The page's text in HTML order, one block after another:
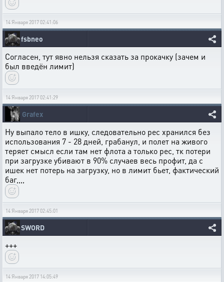
14 Января 2017 02:41:06
fsbneo
Согласен, тут явно нельзя сказать за прокачку (зачем и
был введён лимит)
14 Января 2017 02:41:29
Grafex
Ну выпало тело в ишку, следовательно рес хранился без
использования 7 - 28 дней, грабанул, и полет на живого
теряет смысл если там нет флота а только рес, тк потери
при загрузке убивают в 90% случаев весь профит, да с
ишек нет потерь на загрузку, но в лимит бьет, фактический
баг,,,,
14 Января 2017 02:45:01
SWORD
+++
14 Января 2017 14:05:49